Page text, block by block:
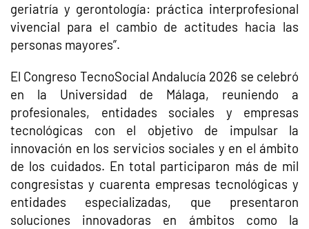
geriatría y gerontología: práctica interprofesional
vivencial para el cambio de actitudes hacia las
personas mayores”.
El Congreso TecnoSocial Andalucía 2026 se celebró
en la Universidad de Málaga, reuniendo a
profesionales, entidades sociales y empresas
tecnológicas con el objetivo de impulsar la
innovación en los servicios sociales y en el ámbito
de los cuidados. En total participaron más de mil
congresistas y cuarenta empresas tecnológicas y
entidades especializadas, que presentaron
soluciones innovadoras en ámbitos como la